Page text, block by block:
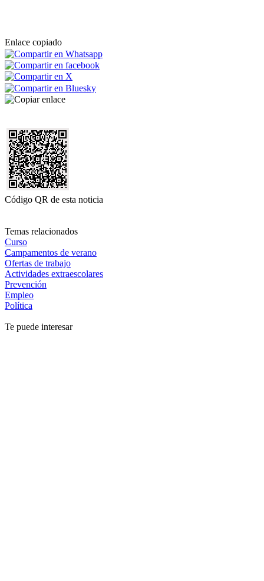
Enlace copiado
Código QR de esta noticia
Temas relacionados
Curso
Campamentos de verano
Ofertas de trabajo
Actividades extraescolares
Prevención
Empleo
Política
Te puede interesar